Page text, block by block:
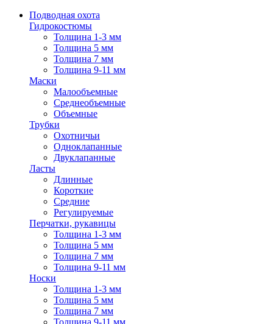
Подводная охота
Гидрокостюмы
Толщина 1-3 мм
Толщина 5 мм
Толщина 7 мм
Толщина 9-11 мм
Маски
Малообъемные
Среднеобъемные
Объемные
Трубки
Охотничьи
Одноклапанные
Двуклапанные
Ласты
Длинные
Короткие
Средние
Регулируемые
Перчатки, рукавицы
Толщина 1-3 мм
Толщина 5 мм
Толщина 7 мм
Толщина 9-11 мм
Носки
Толщина 1-3 мм
Толщина 5 мм
Толщина 7 мм
Толщина 9-11 мм